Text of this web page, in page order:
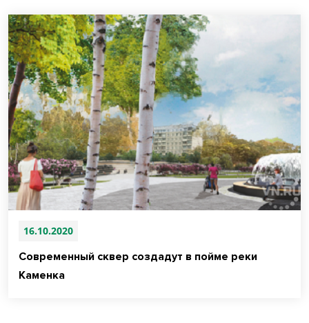
16.10.2020
Современный сквер создадут в пойме реки
Каменка